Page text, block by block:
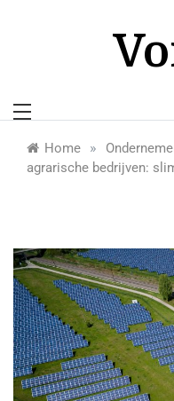
Home »
agrarische bedrijven: